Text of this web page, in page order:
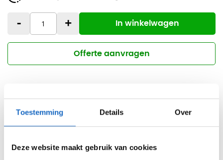
Toestemming Details Over
Deze website maakt gebruik van cookies
- + In winkelwagen
Offerte aanvragen
Professionele bezorg- en montageservice